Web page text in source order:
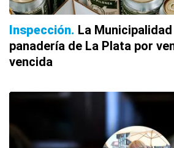
Inspección La
panadería de La Plata por
vencida